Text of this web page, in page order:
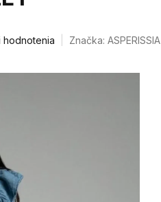
hodnotenia Značka: ASPERISSIA